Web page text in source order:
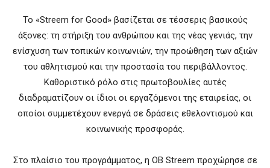
Το «Streem for Good» βασίζεται σε τέσσερις βασικούς
άξονες: τη στήριξη του ανθρώπου και της νέας γενιάς, την
ενίσχυση των τοπικών κοινωνιών, την προώθηση των αξιών
του αθλητισμού και την προστασία του περιβάλλοντος.
Καθοριστικό ρόλο στις πρωτοβουλίες αυτές
διαδραματίζουν οι ίδιοι οι εργαζόμενοι της εταιρείας, οι
οποίοι συμμετέχουν ενεργά σε δράσεις εθελοντισμού και
κοινωνικής προσφοράς.
Στο πλαίσιο του προγράμματος, η OB Streem προχώρησε σε